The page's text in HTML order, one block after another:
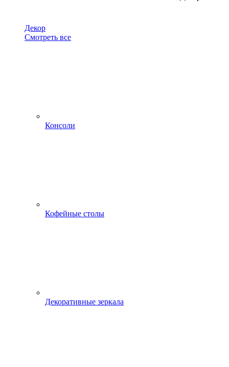
Декор
Смотреть все
Консоли
Кофейные столы
Декоративные зеркала